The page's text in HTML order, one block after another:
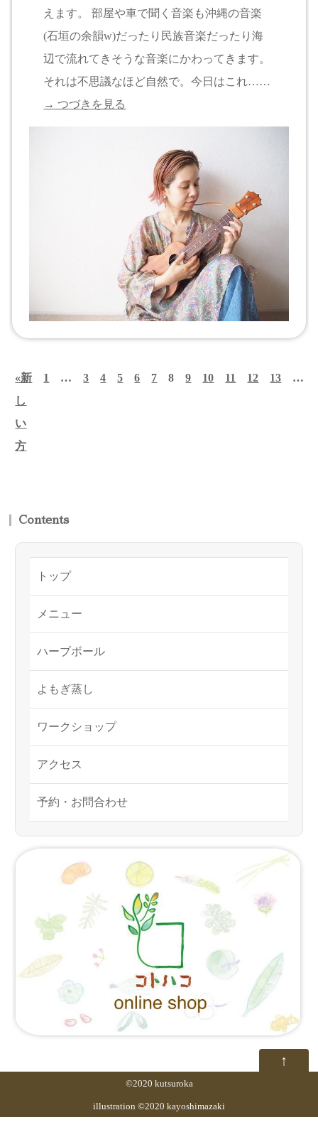
えます。 部屋や車で聞く音楽も沖縄の音楽
(石垣の余韻w)だったり民族音楽だったり海
辺で流れてきそうな音楽にかわってきます。
それは不思議なほど自然で。今日はこれ……
→ つづきを見る
投
稿
の
ペ
送
«新
し
い
方
1 … 3 4 5 6 7 8 9 10 11 12 13 …
Contents
トップ
メニュー
ハーブボール
よもぎ蒸し
ワークショップ
アクセス
予約・お問合わせ
↑
©2020 kutsuroka
illustration ©2020 kayoshimazaki